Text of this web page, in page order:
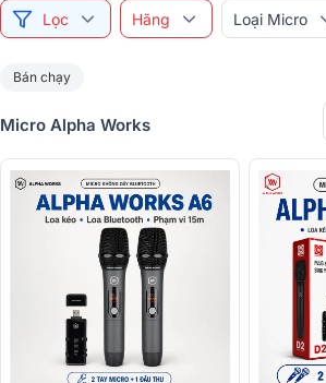
Lọc Hãng Loại Micro
Bán chạy
Micro Alpha Works